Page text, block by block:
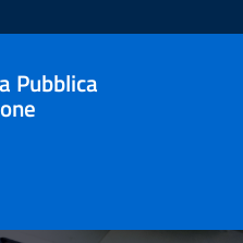
Pubblica